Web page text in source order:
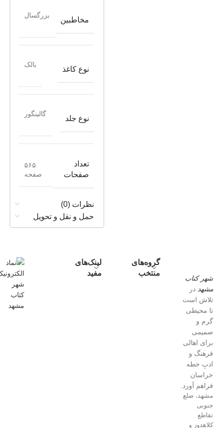
مخاطبین
بزرگسال
نوع کاغذ
بالک
نوع جلد
گالینگور
تعداد
صفحات
۵۶۵
صفحه
نظرات (0)
حمل و نقل و تحویل
شهر کتاب
مشهد در
تلاش است
تا محیطی
گرم و
صمیمی
برای اهالی
فرهنگ و
ادبِ خطه
خراسان
فراهم آورد.
مشهد، ضلع
جنوبی
تقاطع
کلاهدوز و
گروه‌های
منتخب
لینک‌های
مفید